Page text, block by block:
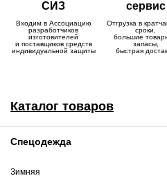
СИЗ
Входим в Ассоциацию
разработчиков
изготовителей
и поставщиков средств
индивидуальной защиты
сервис
Отгрузка в
сроки,
большие
запасы,
быстрая
Каталог товаров
Спецодежда
Зимняя